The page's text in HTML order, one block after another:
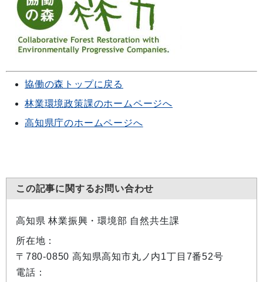
協働の森トップに戻る
林業環境政策課のホームページへ
高知県庁のホームページへ
この記事に関するお問い合わせ
高知県 林業振興・環境部 自然共生課
所在地：
〒780-0850 高知県高知市丸ノ内1丁目7番52号
電話：